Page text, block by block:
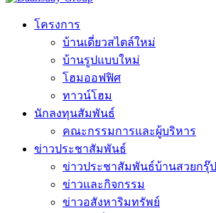
โครงการ
บ้านเดี่ยวสไตล์ใหม่
บ้านรูปแบบใหม่
โฮมออฟฟิศ
ทาวน์โฮม
นักลงทุนสัมพันธ์
คณะกรรมการและผู้บริหาร
ข่าวประชาสัมพันธ์
ข่าวประชาสัมพันธ์บ้านสวยกรุ๊ป
ข่าวและกิจกรรม
ข่าวอสังหาริมทรัพย์